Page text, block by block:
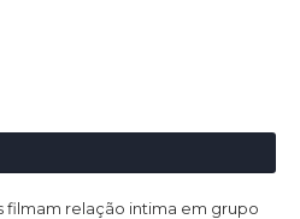
filmam relação intima em grupo